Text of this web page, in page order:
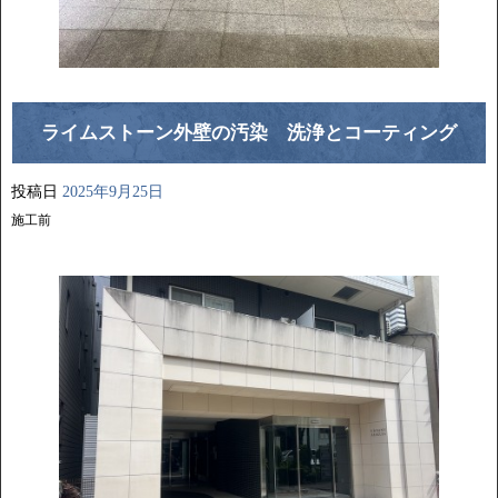
ライムストーン外壁の汚染 洗浄とコーティング
投稿日 2025年9月25日
施工前